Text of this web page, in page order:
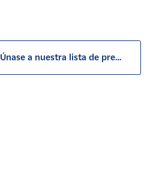
Únase a nuestra lista de prensa